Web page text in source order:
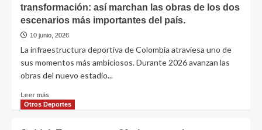
transformación: así marchan las obras de los dos
escenarios más importantes del país.
10 junio, 2026
La infraestructura deportiva de Colombia atraviesa uno de
sus momentos más ambiciosos. Durante 2026 avanzan las
obras del nuevo estadio...
Leer más
Otros Deportes